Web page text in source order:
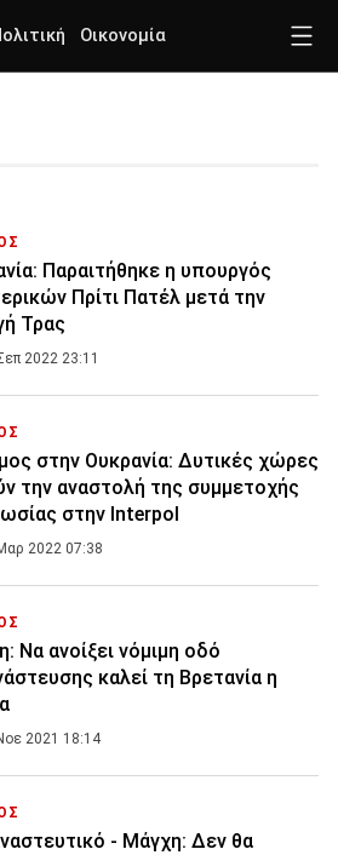
Οικονομία
Παραιτήθηκε η υπουργός
Πρίτι Πατέλ μετά την
Τρας
2022 23:11
στην Ουκρανία: Δυτικές χώρες
την αναστολή της συμμετοχής
στην Interpol
2022 07:38
Να ανοίξει νόμιμη οδό
καλεί τη Βρετανία η
2021 18:14
- Μάγχη: Δεν θα